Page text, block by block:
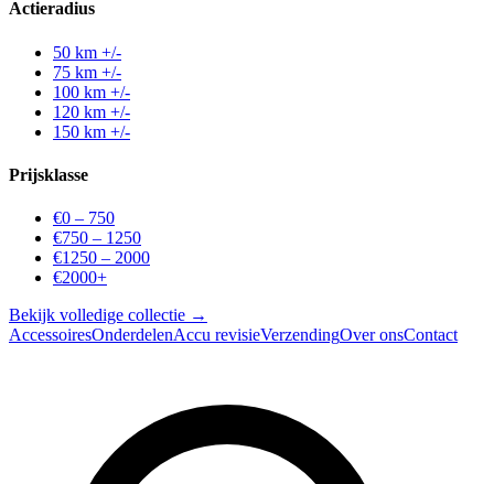
Actieradius
50 km +/-
75 km +/-
100 km +/-
120 km +/-
150 km +/-
Prijsklasse
€0 – 750
€750 – 1250
€1250 – 2000
€2000+
Bekijk volledige collectie →
AccessoiresOnderdelenAccu revisieVerzendingOver onsContact